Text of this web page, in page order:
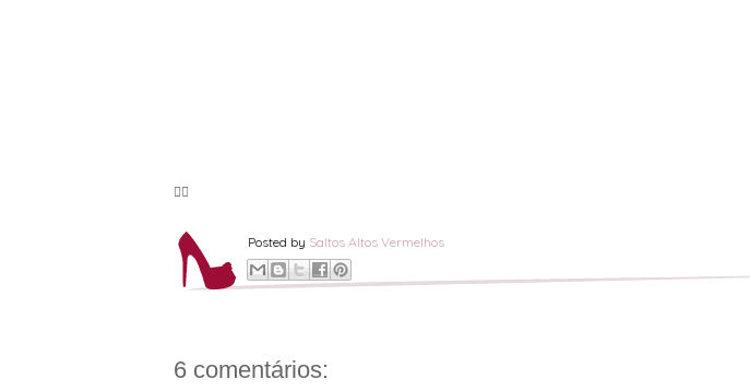
🦸‍♀️
Posted by Saltos Altos Vermelhos
6 comentários: